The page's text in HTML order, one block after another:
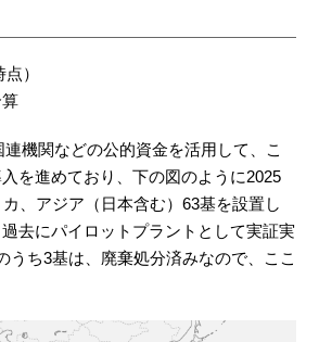
）
機関などの公的資金を活用して、こ
を進めており、下の図のように2025
、アジア（日本含む）63基を設置し
去にパイロットプラントとして実証実
うち3基は、廃棄処分済みなので、ここ